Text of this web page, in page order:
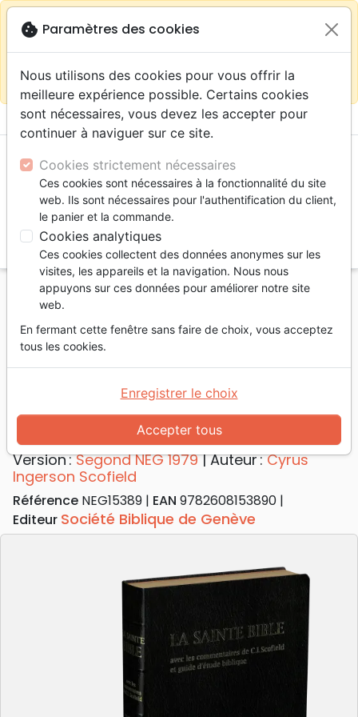
Continuer sur le site France close
warningSelon votre
localisation (États-
sur la boutique La Maison de la Bible Suisse
menu shopping_cart
Accueil Bibles
Bibles d'étude
couverture souple, fibrocuir, tranche or, avec onglets
Bible d'étude Segond NEG Scofield,
couverture souple, fibrocuir, tranche or,
avec onglets
Version :Segond NEG 1979| Auteur :Cyrus
Ingerson Scofield
Référence NEG15389 EAN 9782608153890
Editeur Société Biblique de Genève
cookie Paramètres des cookies
Nous utilisons des cookies pour vous offrir la
meilleure expérience possible. Certains cookies
sont nécessaires, vous devez les accepter pour
continuer à naviguer sur ce site.
Cookies strictement nécessaires
Ces cookies sont nécessaires à la fonctionnalité du site
web. Ils sont nécessaires pour l'authentification du client,
le panier et la commande.
Cookies analytiques
Ces cookies collectent des données anonymes sur les
visites, les appareils et la navigation. Nous nous
appuyons sur ces données pour améliorer notre site
web.
En fermant cette fenêtre sans faire de choix, vous acceptez
tous les cookies.
Accepter tous
Enregistrer le choix